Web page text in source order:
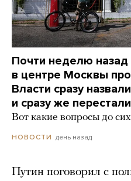
Почти неделю назад
в центре Москвы
Власти сразу
и сразу же
Вот какие вопросы до
НОВОСТИ день назад
Путин поговорил с